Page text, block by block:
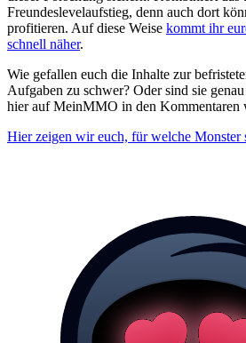
Freundeslevelaufstieg, denn auch dort
profitieren. Auf diese Weise kommt ihr
schnell näher.
Wie gefallen euch die Inhalte zur
Aufgaben zu schwer? Oder sind sie
hier auf MeinMMO in den Kommentaren
Hier zeigen wir euch, für welche Monster